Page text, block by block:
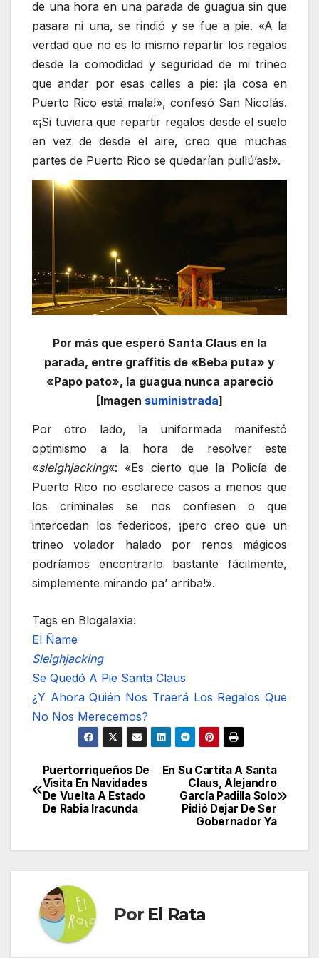
de una hora en una parada de guagua sin que
pasara ni una, se rindió y se fue a pie. «A la
verdad que no es lo mismo repartir los regalos
desde la comodidad y seguridad de mi trineo
que andar por esas calles a pie: ¡la cosa en
Puerto Rico está mala!», confesó San Nicolás.
«¡Si tuviera que repartir regalos desde el suelo
en vez de desde el aire, creo que muchas
partes de Puerto Rico se quedarían pullú’as!».
Por más que esperó Santa Claus en la
parada, entre graffitis de «Beba puta» y
«Papo pato», la guagua nunca apareció
[Imagen suministrada]
Por otro lado, la uniformada manifestó
optimismo a la hora de resolver este
«sleighjacking«: «Es cierto que la Policía de
Puerto Rico no esclarece casos a menos que
los criminales se nos confiesen o que
intercedan los federicos, ¡pero creo que un
trineo volador halado por renos mágicos
podríamos encontrarlo bastante fácilmente,
simplemente mirando pa’ arriba!».
Tags en Blogalaxia:
El Ñame
Sleighjacking
Se Quedó A Pie Santa Claus
¿Y Ahora Quién Nos Traerá Los Regalos Que
No Nos Merecemos?
Navegación
de
En Su Cartita A Santa
Claus, Alejandro
García Padilla Solo
Pidió Dejar De Ser
Gobernador Ya
Puertorriqueños De
Visita En Navidades
De Vuelta A Estado
De Rabia Iracunda
Por El Rata